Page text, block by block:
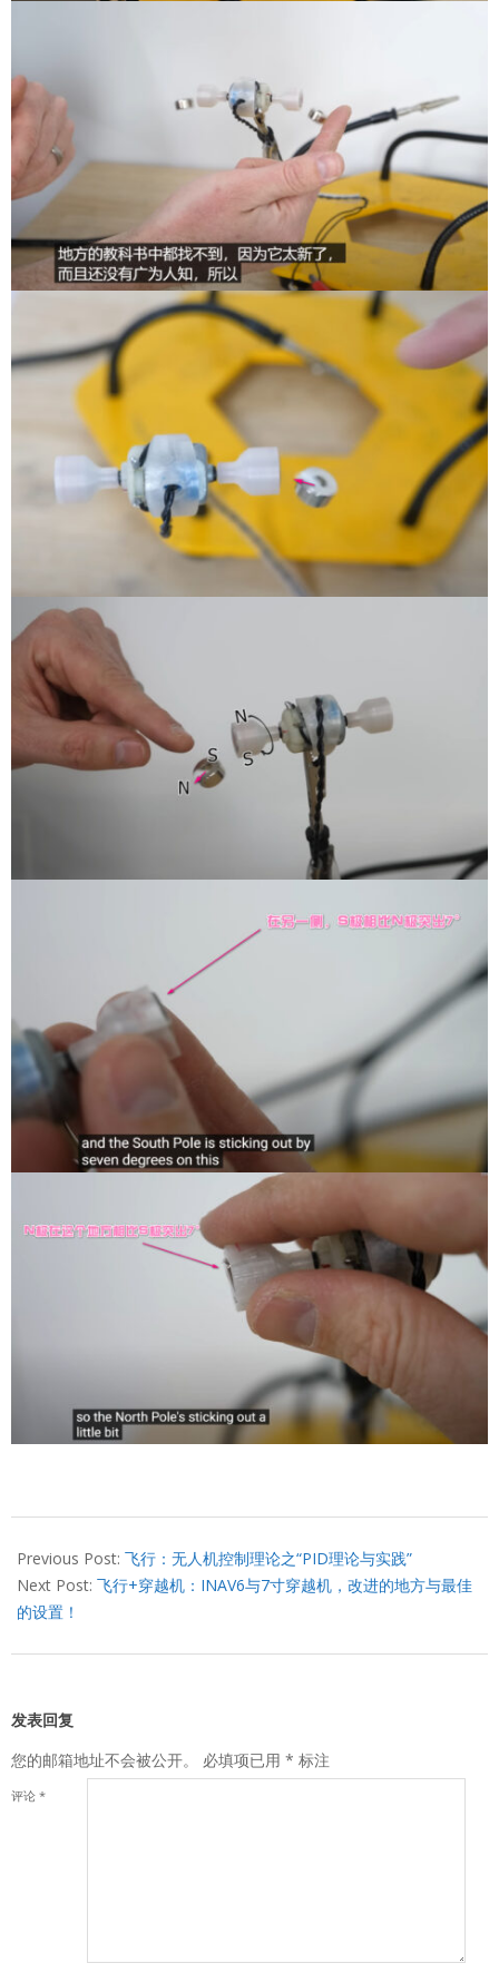
04-
01
Previous Post: 飞行：无人机控制理论之“PID理论与实践”
Next Post: 飞行+穿越机：INAV6与7寸穿越机，改进的地方与最佳
的设置！
发表回复
您的邮箱地址不会被公开。
必填项已用 * 标注
评论 *